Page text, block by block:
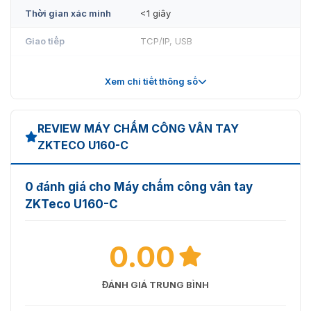
Máy chấm công ZKTeco U160 có màn hình màu với giao diện
đơn giản
Thời gian xác minh <1 giây
Giao tiếp TCP/IP, USB
Độ ẩm 20% -80%
Kích thước
Trọng lượng 1,05kg
Xem chi tiết thông số
REVIEW MÁY CHẤM CÔNG VÂN TAY
ZKTECO U160-C
0 đánh giá cho Máy chấm công vân tay
ZKTeco U160-C
0.00
ĐÁNH GIÁ TRUNG BÌNH